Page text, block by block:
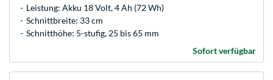
Leistung: Akku 18 Volt, 4 Ah (72 Wh)
Schnittbreite: 33 cm
Schnitthöhe: 5-stufig, 25 bis 65 mm
Sofort verfügbar